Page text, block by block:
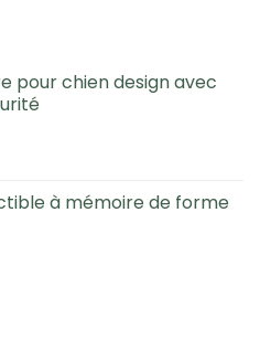
pour chien design avec
à mémoire de forme